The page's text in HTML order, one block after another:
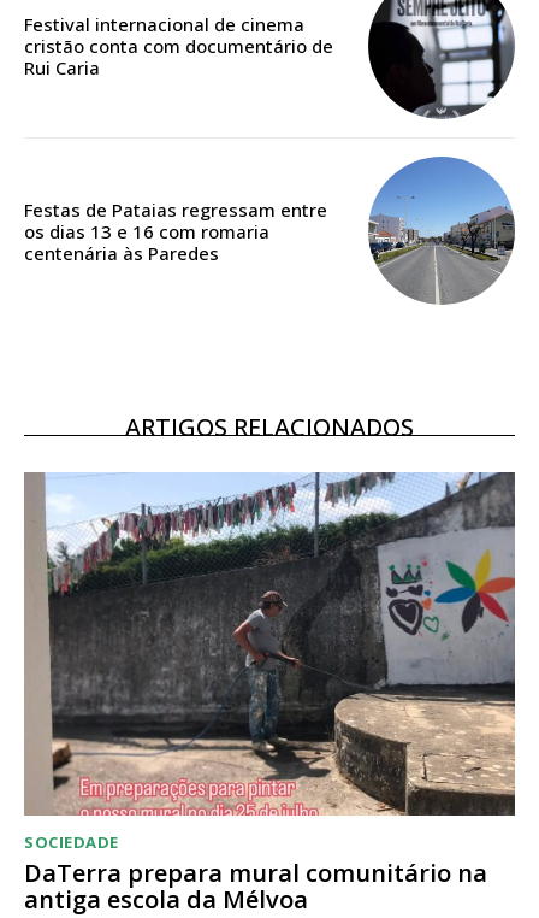
casa
Acesso ao conteúdo online
Acesso aos conteúdos Exclusivos para
Escolha o plano
16€
12 meses
Acesso ao conteúdo online
Acesso aos conteúdos Exclusivos para
assinantes
Ofertas para assinatura anual
Escolha o plano
Festival internacional de cinema
cristão conta com documentário de
Rui Caria
Festas de Pataias regressam entre
os dias 13 e 16 com romaria
centenária às Paredes
ARTIGOS RELACIONADOS
SOCIEDADE
DaTerra prepara mural comunitário na
antiga escola da Mélvoa